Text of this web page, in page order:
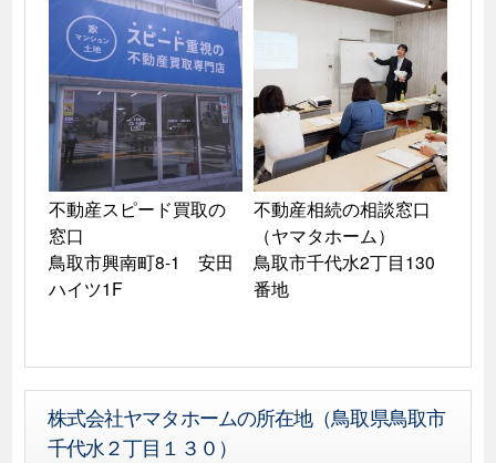
不動産スピード買取の
窓口
鳥取市興南町8-1　安田
ハイツ1F
不動産相続の相談窓口
（ヤマタホーム）
鳥取市千代水2丁目130
番地
株式会社ヤマタホームの所在地（鳥取県鳥取市
千代水２丁目１３０）